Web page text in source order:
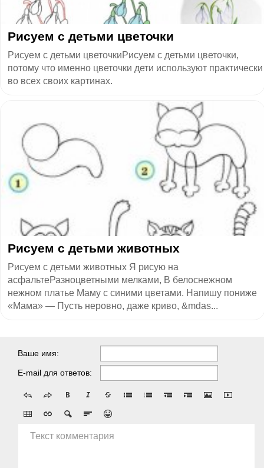
Рисуем с детьми цветочки
Рисуем с детьми цветочкиРисуем с детьми цветочки,
потому что именно цветочки дети используют практически
во всех своих картинах.
Рисуем с детьми животных
Рисуем с детьми животных Я рисую на
асфальтеРазноцветными мелками, В белоснежном
нежном платье Маму с синими цветами. Напишу пониже
«Мама» — Пусть неровно, даже криво, &mdas...
Ваше имя:
E-mail для ответов:
Текст комментария